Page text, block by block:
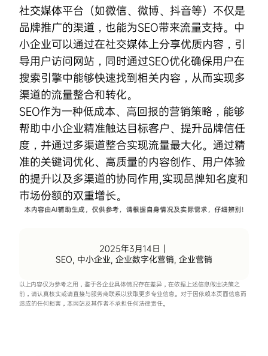
社交媒体平台（如微信、微博、抖音等）不仅是
品牌推广的渠道，也能为SEO带来流量支持。中
小企业可以通过在社交媒体上分享优质内容，引
导用户访问网站，同时通过SEO优化确保用户在
搜索引擎中能够快速找到相关内容，从而实现多
渠道的流量整合和转化。
SEO作为一种低成本、高回报的营销策略，能够
帮助中小企业精准触达目标客户、提升品牌信任
度，并通过多渠道整合实现流量最大化。通过精
准的关键词优化、高质量的内容创作、用户体验
的提升以及多渠道的协同作用,实现品牌知名度和
市场份额的双重增长。
2025年3月14日
SEO, 中小企业, 企业数字化营销, 企业营销
以上内容仅为参考之用，鉴于各企业具体情况存在差异，在依据上述信息做出决策之
前，请认真核实或请直接与服务商联系以获取更多专业信息。对于因依赖本页面信息而
造成的任何损害，本网站及其作者不承担任何法律责任。